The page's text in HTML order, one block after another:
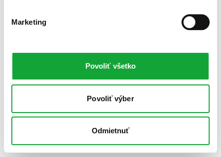
Marketing
Povoliť všetko
Povoliť výber
Odmietnuť